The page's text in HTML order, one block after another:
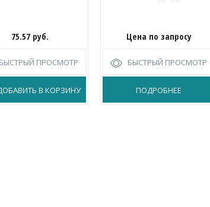
75.57 руб.
ПРОСМОТР
В КОРЗИНУ
Цена по запросу
БЫСТРЫЙ ПРОСМОТР
ПОДРОБНЕЕ